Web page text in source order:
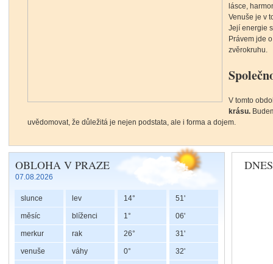
lásce,
Venuše je v
Její energie
Právem jde
zvěrokruhu.
V tomto
krásu.
uvědomovat, že důležitá je nejen podstata, ale i forma a dojem.
Lunární uzly a duchovní náprava
OBLOHA V PRAZE
07.08.2026
slunce lev 14° 51'
měsíc blíženci 1° 06'
merkur rak 26° 31'
venuše váhy 0° 32'